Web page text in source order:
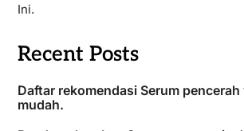
Ini.
Recent Posts
Daftar rekomendasi Serum
mudah.